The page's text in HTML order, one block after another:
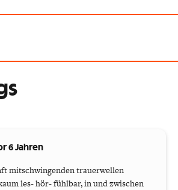
6 Jahren
mitschwingenden trauerwellen
les- hör- fühlbar, in und zwischen